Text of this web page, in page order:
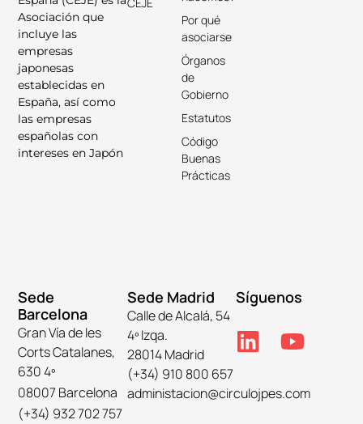
Asociación que
incluye las
empresas
japonesas
establecidas en
España, así como
las empresas
españolas con
intereses en Japón
Por qué
asociarse
Órganos
de
Gobierno
Estatutos
Código
Buenas
Prácticas
Sede
Barcelona
Gran Vía de les
Corts Catalanes,
630 4º
08007 Barcelona
(+34) 932 702 757
Sede Madrid
Calle de Alcalá, 54
4º Izqa.
28014 Madrid
(+34) 910 800 657
administacion@circulojpes.com
Síguenos